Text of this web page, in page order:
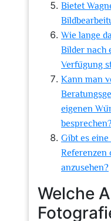
Bietet
Wie lange
Bilder nach
Verfügung
Kann man
eigenen
Gibt es
Referenzen
anzusehen?
Welche